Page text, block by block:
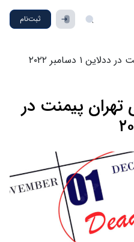
ثبت‌نام
۱ دسامبر ۲۰۲۲
تهران پیمنت در